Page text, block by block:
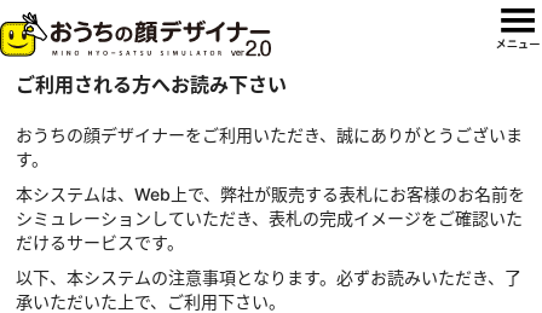
ご利用される方へお読み下さい
おうちの顔デザイナーをご利用いただき、誠にありがとうございま
す。
本システムは、Web上で、弊社が販売する表札にお客様のお名前を
シミュレーションしていただき、表札の完成イメージをご確認いた
だけるサービスです。
以下、本システムの注意事項となります。必ずお読みいただき、了
承いただいた上で、ご利用下さい。